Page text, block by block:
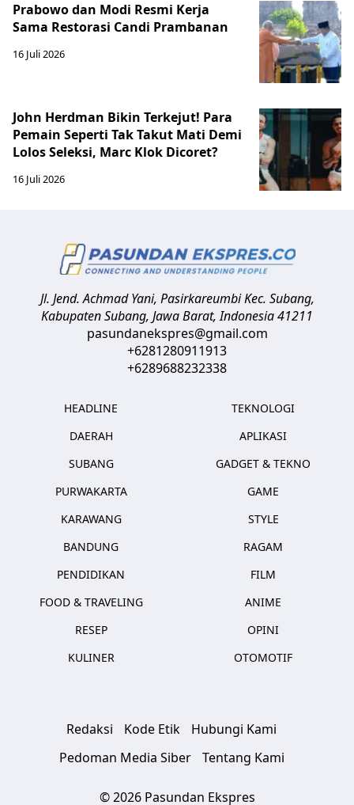
Prabowo dan Modi Resmi Kerja
Sama Restorasi Candi Prambanan
16 Juli 2026
John Herdman Bikin Terkejut! Para
Pemain Seperti Tak Takut Mati Demi
Lolos Seleksi, Marc Klok Dicoret?
16 Juli 2026
Jl. Jend. Achmad Yani, Pasirkareumbi Kec. Subang,
Kabupaten Subang, Jawa Barat,Indonesia41211
pasundanekspres@gmail.com
+6281280911913
+6289688232338
HEADLINE
DAERAH
SUBANG
PURWAKARTA
KARAWANG
BANDUNG
PENDIDIKAN
FOOD & TRAVELING
RESEP
KULINER
TEKNOLOGI
APLIKASI
GADGET & TEKNO
GAME
STYLE
RAGAM
FILM
ANIME
OPINI
OTOMOTIF
Redaksi Kode Etik
Hubungi Kami
Pedoman Media Siber
Tentang Kami
© 2026 Pasundan Ekspres